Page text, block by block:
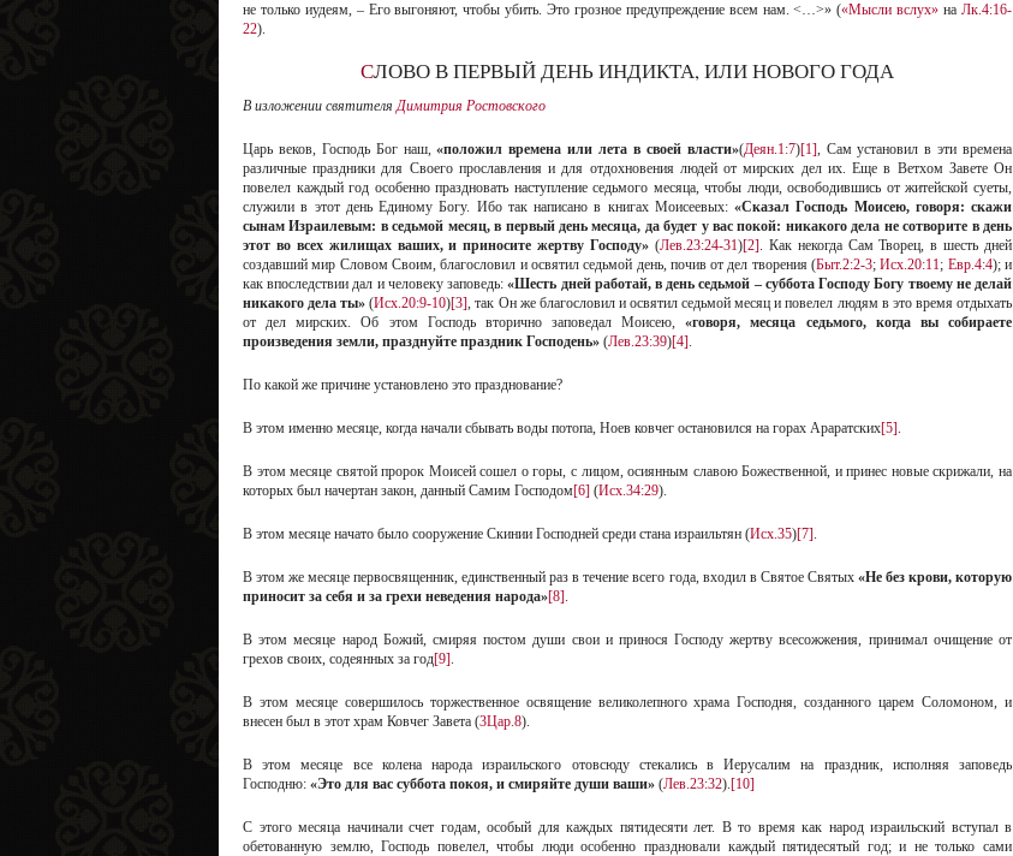
не только иудеям, – Его выгоняют, чтобы убить. Это грозное предупреждение всем нам. <…>» («Мысли вслух» наЛк.4:16-
22).
СЛОВО В ПЕРВЫЙ ДЕНЬ ИНДИКТА, ИЛИ НОВОГО ГОДА
В изложении святителяДимитрия Ростовского
Царь веков, Господь Бог наш,«положил времена или лета в своей власти»(Деян.1:7)[1], Сам установил в эти времена
различные праздники для Своего прославления и для отдохновения людей от мирских дел их. Еще в Ветхом Завете Он
повелел каждый год особенно праздновать наступление седьмого месяца, чтобы люди, освободившись от житейской суеты,
служили в этот день Единому Богу. Ибо так написано в книгах Моисеевых: «Сказал Господь Моисею, говоря: скажи
сынам Израилевым: в седьмой месяц, в первый день месяца, да будет у вас покой: никакого дела не сотворите в день
этот во всех жилищах ваших, и приносите жертву Господу» (Лев.23:24-31)[2]. Как некогда Сам Творец, в шесть дней
создавший мир Словом Своим, благословил и освятил седьмой день, почив от дел творения (Быт.2:2-3;Исх.20:11; Евр.4:4); и
как впоследствии дал и человеку заповедь:«Шесть дней работай, в день седьмой – суббота Господу Богу твоему не делай
никакого дела ты» (Исх.20:9-10)[3], так Он же благословил и освятил седьмой месяц и повелел людям в это время отдыхать
от дел мирских. Об этом Господь вторично заповедал Моисею, «говоря, месяца седьмого, когда вы собираете
произведения земли, празднуйте праздник Господень» (Лев.23:39)[4].
По какой же причине установлено это празднование?
В этом именно месяце, когда начали сбывать воды потопа, Ноев ковчег остановился на горах Араратских[5].
В этом месяце святой пророк Моисей сошел о горы, с лицом, осиянным славою Божественной, и принес новые скрижали, на
которых был начертан закон, данный Самим Господом[6] (Исх.34:29).
В этом месяце начато было сооружение Скинии Господней среди стана израильтян (Исх.35)[7].
В этом же месяце первосвященник, единственный раз в течение всего года, входил в Святое Святых «Не без крови, которую
приносит за себя и за грехи неведения народа»[8].
В этом месяце народ Божий, смиряя постом души свои и принося Господу жертву всесожжения, принимал очищение от
грехов своих, содеянных за год[9].
В этом месяце совершилось торжественное освящение великолепного храма Господня, созданного царем Соломоном, и
внесен был в этот храм Ковчег Завета (3Цар.8).
В этом месяце все колена народа израильского отовсюду стекались в Иерусалим на праздник, исполняя заповедь
Господню: «Это для вас суббота покоя, и смиряйте души ваши» (Лев.23:32).[10]
С этого месяца начинали счет годам, особый для каждых пятидесяти лет. В то время как народ израильский вступал в
обетованную землю, Господь повелел, чтобы люди особенно праздновали каждый пятидесятый год; и не только сами